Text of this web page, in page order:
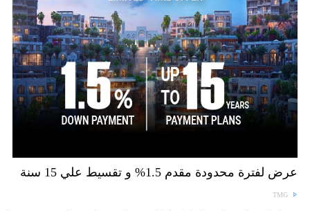
عرض لفترة محدودة مقدم 1.5% و تقسيط علي 15 سنة
TMG